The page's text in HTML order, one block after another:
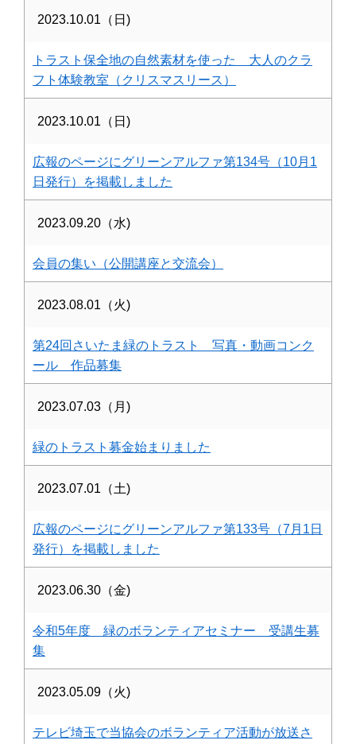
2023.10.01（日)
トラスト保全地の自然素材を使った 大人のクラ
フト体験教室（クリスマスリース）
2023.10.01（日)
広報のページにグリーンアルファ第134号（10月1
日発行）を掲載しました
2023.09.20（水)
会員の集い（公開講座と交流会）
2023.08.01（火)
第24回さいたま緑のトラスト 写真・動画コンク
ール 作品募集
2023.07.03（月)
緑のトラスト募金始まりました
2023.07.01（土)
広報のページにグリーンアルファ第133号（7月1日
発行）を掲載しました
2023.06.30（金)
令和5年度 緑のボランティアセミナー 受講生募
集
2023.05.09（火)
テレビ埼玉で当協会のボランティア活動が放送さ